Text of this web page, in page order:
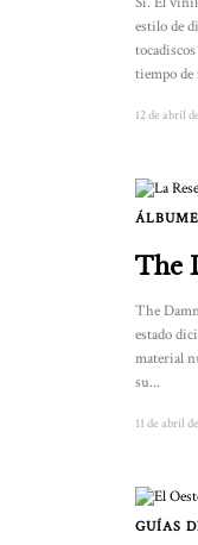
estilo de
tiempo
12 de abril
The
The
estado
material
su...
11 de abril
GUÍAS